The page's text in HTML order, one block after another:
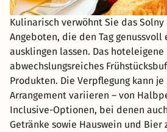
Kulinarisch verwöhnt Sie das
Angeboten, die den Tag
ausklingen lassen. Das
abwechslungsreiches
Produkten. Die Verpflegung kann je
Arrangement variieren – von
Inclusive-Optionen, bei denen
Getränke sowie Hauswein und Bier